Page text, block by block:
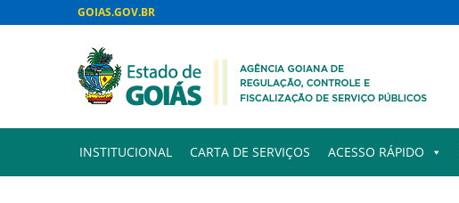
GOIAS.GOV.BR
INSTITUCIONAL CARTA DE SERVIÇOS ACESSO RÁPIDO